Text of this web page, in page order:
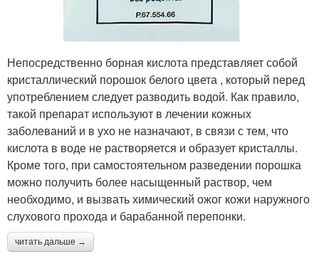
Непосредственно борная кислота представляет собой
кристаллический порошок белого цвета , который перед
употреблением следует разводить водой. Как правило,
такой препарат используют в лечении кожных
заболеваний и в ухо не назначают, в связи с тем, что
кислота в воде не растворяется и образует кристаллы.
Кроме того, при самостоятельном разведении порошка
можно получить более насыщенный раствор, чем
необходимо, и вызвать химический ожог кожи наружного
слухового прохода и барабанной перепонки.
читать дальше →